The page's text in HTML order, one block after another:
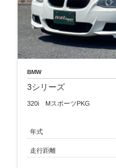
BMW
3シリーズ
320i MスポーツPKG
年式
走行距離